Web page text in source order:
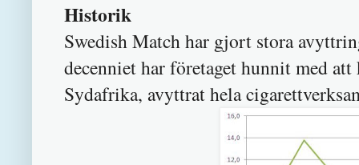
Historik
Swedish Match har gjort stora
decenniet har företaget hunnit med
Sydafrika, avyttrat hela